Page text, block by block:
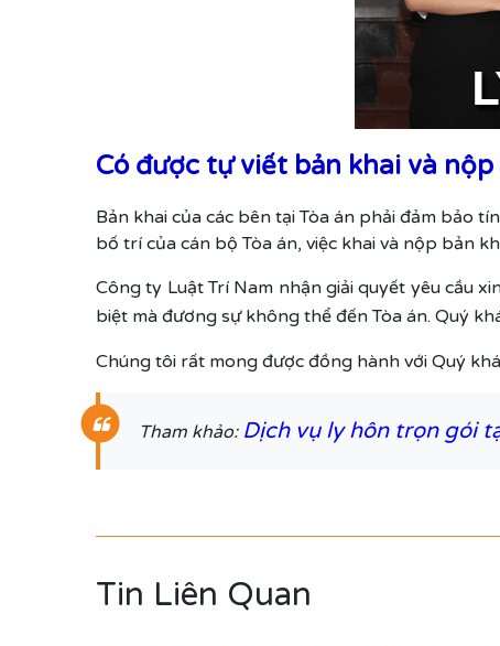
Có được tự viết bản khai và
Bản khai của các bên tại Tòa án phải đảm bảo
bố trí của cán bộ Tòa án, việc khai và nộp bản
Công ty Luật Trí Nam nhận giải quyết yêu cầu
biệt mà đương sự không thể đến Tòa án. Quý
Chúng tôi rất mong được đồng hành với Quý
Tham khảo: Dịch vụ ly hôn trọn gói
Tin Liên Quan